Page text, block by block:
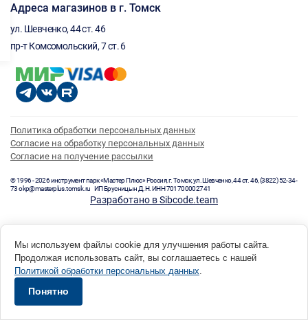
Адреса магазинов в г. Томск
ул. Шевченко, 44 ст. 46
пр-т Комсомольский, 7 ст. 6
Политика обработки персональных данных
Согласие на обработку персональных данных
Согласие на получение рассылки
© 1996 - 2026 инструмент парк «Мастер Плюс» Россия, г. Томск, ул. Шевченко, 44 ст. 46, (3822) 52-34-
73 okp@masterplus.tomsk.ru ИП Брусницын Д.Н. ИНН 701700002741
Разработано в Sibcode.team
Мы используем файлы cookie для улучшения работы сайта.
Продолжая использовать сайт, вы соглашаетесь с нашей
Политикой обработки персональных данных.
Понятно